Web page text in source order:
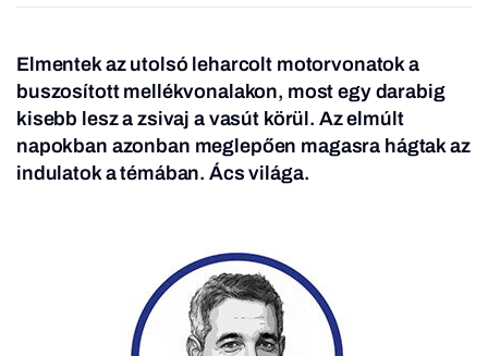
Elmentek az utolsó leharcolt motorvonatok a
buszosított mellékvonalakon, most egy darabig
kisebb lesz a zsivaj a vasút körül. Az elmúlt
napokban azonban meglepően magasra hágtak az
indulatok a témában. Ács világa.